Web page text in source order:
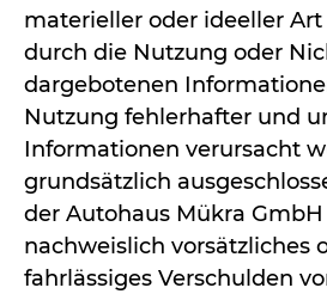
materieller oder ideeller
durch die Nutzung oder
dargebotenen
Nutzung fehlerhafter und
Informationen verursacht
grundsätzlich
der Autohaus Mükra
nachweislich vorsätzliches
fahrlässiges Verschulden